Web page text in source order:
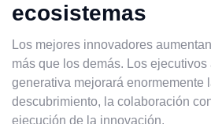
ecosistemas
Los mejores innovadores
más que los demás. Los ejecutivos
generativa mejorará enormemente
descubrimiento, la colaboración
ejecución de la innovación.